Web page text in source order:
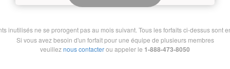
inutilisés ne se prorogent pas au mois suivant. Tous les forfaits ci-dessus sont
Si vous avez besoin d'un forfait pour une équipe de plusieurs membres
veuilleznous contacterou appeler le 1-888-473-8050